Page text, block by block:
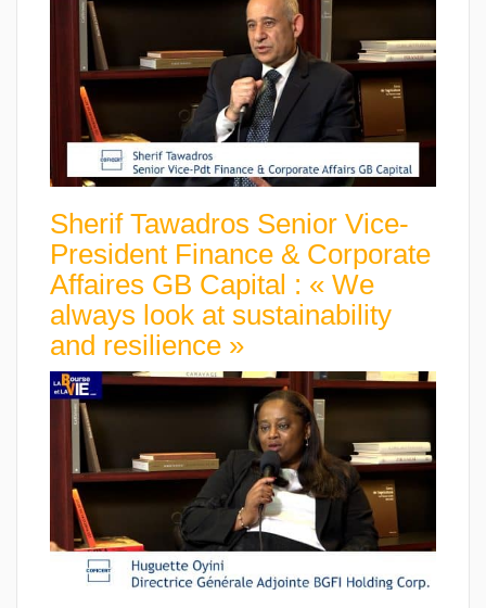
Sherif Tawadros Senior Vice-
President Finance & Corporate
Affaires GB Capital : « We
always look at sustainability
and resilience »